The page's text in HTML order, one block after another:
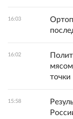
16:03
16:02
точки
15:58